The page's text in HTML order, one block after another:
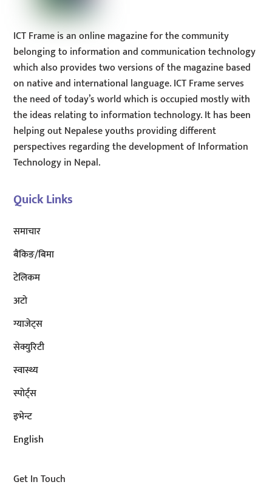
ICT Frame is an online magazine for the community
belonging to information and communication technology
which also provides two versions of the magazine based
on native and international language. ICT Frame serves
the need of today’s world which is occupied mostly with
the ideas relating to information technology. It has been
helping out Nepalese youths providing different
perspectives regarding the development of Information
Technology in Nepal.
Quick Links
समाचार
बैंकिङ/बिमा
टेलिकम
अटाे
ग्याजेट्स
सेक्युरिटी
स्वास्थ्य
स्पोर्ट्स
इभेन्ट
English
Get In Touch